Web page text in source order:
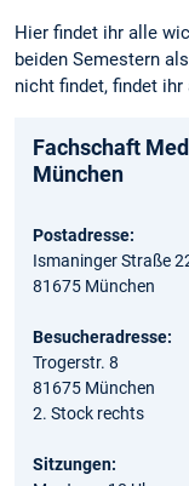
Hier findet ihr alle
beiden Semestern
nicht findet, findet ihr
Fachschaft
München
Postadresse:
Ismaninger Straße
81675 München
Besucheradresse:
Trogerstr. 8
81675 München
2. Stock rechts
Sitzungen: